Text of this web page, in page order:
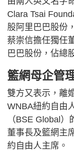
Clara Tsai
股阿里巴巴股份
蔡崇信擔任獨任
巴巴股份，佔總
籃網母企管
雙方又表示，離
WNBA紐約自由
（BSE Global
董事長及籃網主
約自由人主席。